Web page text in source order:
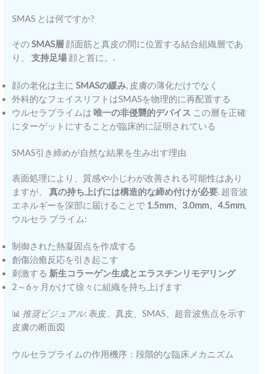
SMAS とは何ですか?
そのSMAS層 顔面筋と真皮の間に位置する結合組織層であ
り、支持足場 顔と首に。.
顔の老化は主にSMASの緩み, 皮膚の薄化だけでなく
外科的なフェイスリフトはSMASを物理的に再配置する
ウルセラプライムは 唯一の非侵襲的デバイス この層を正確
にターゲットにすることが臨床的に証明されている
SMAS引き締めが自然な結果を生み出す理由
表面処理により、質感や小じわが改善される可能性はあり
ますが、真の持ち上げには構造的な締め付けが必要. 超音波
エネルギーを深部に届けることで 1.5mm、3.0mm、4.5mm,
ウルセラ プライム:
制御された熱凝固点を作成する
創傷治癒反応を引き起こす
刺激する 新生コラーゲン生成とエラスチンリモデリング
2～6ヶ月かけて徐々に組織を持ち上げます
📊 推奨ビジュアル: 表皮、真皮、SMAS、超音波焦点を示す
皮膚の断面図
ウルセラプライムの作用機序：段階的な臨床メカニズム